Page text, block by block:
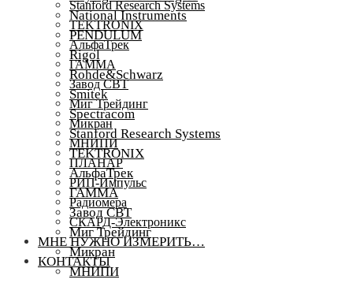
Stanford Research Systems
TEKTRONIX
АльфаТрек
ГАММА
Завод СВТ
Миг Трейдинг
Микран
МНИПИ
ПЛАНАР
РИП-Импульс
Радиомера
СКАРД-Электроникс
МНЕ НУЖНО ИЗМЕРИТЬ…
КОНТАКТЫ
National Instruments
PENDULUM
Rigol
Rohde&Schwarz
Smitek
Spectracom
Stanford Research Systems
TEKTRONIX
АльфаТрек
ГАММА
Завод СВТ
Миг Трейдинг
Микран
МНИПИ